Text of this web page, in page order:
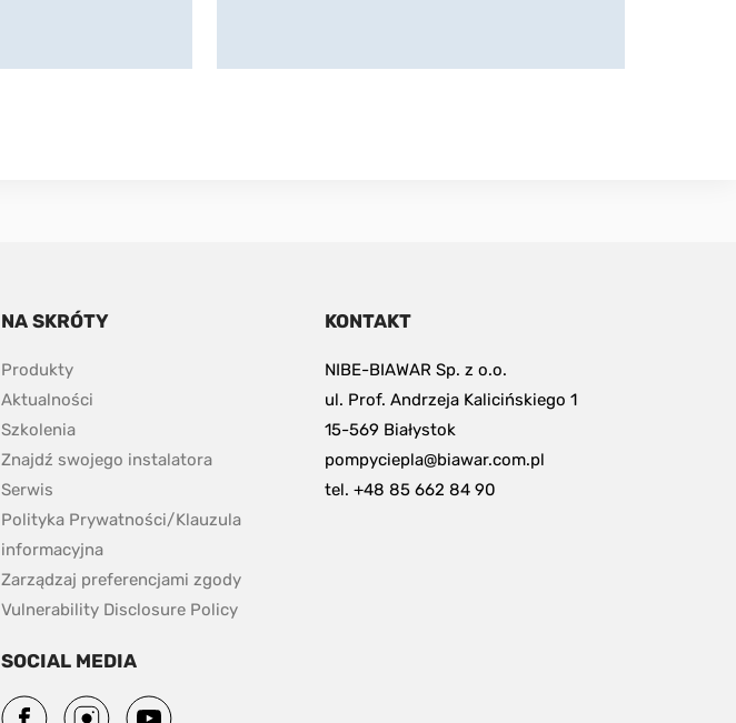
NA SKRÓTY
Produkty
Aktualności
Szkolenia
Znajdź swojego instalatora
Serwis
Polityka Prywatności/Klauzula
informacyjna
Zarządzaj preferencjami zgody
Vulnerability Disclosure Policypdf, 153.9 kB.
SOCIAL MEDIA
KONTAKT
NIBE-BIAWAR Sp. z o.o.
ul. Prof. Andrzeja Kalicińskiego 1
15-569 Białystok
pompyciepla@biawar.com.pl
tel. +48 85 662 84 90